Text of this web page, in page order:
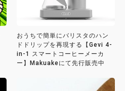
おうちで簡単にバリスタのハン
ドドリップを再現する【Gevi 4-
in-1 スマートコーヒーメーカ
ー】Makuakeにて先行販売中